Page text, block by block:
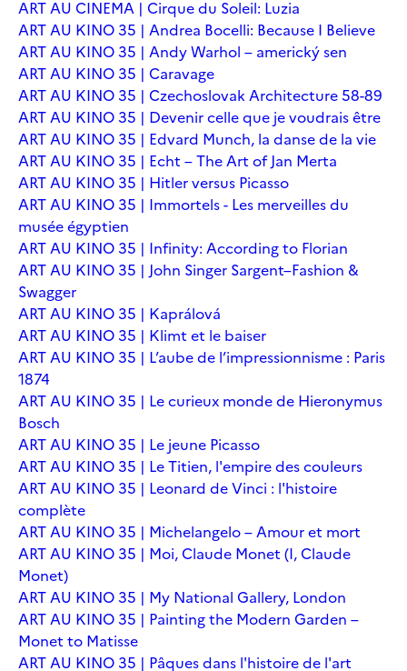
ART AU CINEMA | Cirque du Soleil: Luzia
ART AU KINO 35 | Andrea Bocelli: Because I Believe
ART AU KINO 35 | Andy Warhol – americký sen
ART AU KINO 35 | Caravage
ART AU KINO 35 | Czechoslovak Architecture 58-89
ART AU KINO 35 | Devenir celle que je voudrais être
ART AU KINO 35 | Edvard Munch, la danse de la vie
ART AU KINO 35 | Echt – The Art of Jan Merta
ART AU KINO 35 | Hitler versus Picasso
ART AU KINO 35 | Immortels - Les merveilles du
musée égyptien
ART AU KINO 35 | Infinity: According to Florian
ART AU KINO 35 | John Singer Sargent–Fashion &
Swagger
ART AU KINO 35 | Kaprálová
ART AU KINO 35 | Klimt et le baiser
ART AU KINO 35 | L’aube de l’impressionnisme : Paris
1874
ART AU KINO 35 | Le curieux monde de Hieronymus
Bosch
ART AU KINO 35 | Le jeune Picasso
ART AU KINO 35 | Le Titien, l'empire des couleurs
ART AU KINO 35 | Leonard de Vinci : l'histoire
complète
ART AU KINO 35 | Michelangelo – Amour et mort
ART AU KINO 35 | Moi, Claude Monet (I, Claude
Monet)
ART AU KINO 35 | My National Gallery, London
ART AU KINO 35 | Painting the Modern Garden –
Monet to Matisse
ART AU KINO 35 | Pâques dans l'histoire de l'art